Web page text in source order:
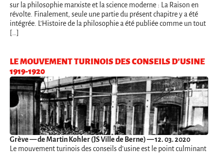
sur la philosophie marxiste et la science moderne : La Raison en
révolte. Finalement, seule une partie du présent chapitre y a été
intégrée. L’Histoire de la philosophie a été publiée comme un tout
[…]
LE MOUVEMENT TURINOIS DES CONSEILS D’USINE
1919-1920
Grève— de Martin Kohler (JS Ville de Berne) — 12. 03. 2020
Le mouvement turinois des conseils d’usine est le point culminant